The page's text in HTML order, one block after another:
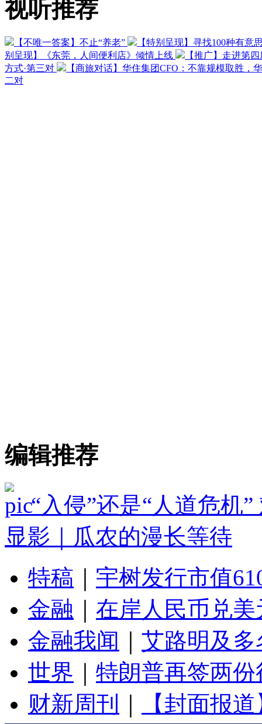
视听推荐
【不唯一答案】不止“养老”
【特别呈现】寻找100种有意
别呈现】《东莞，人间便利店》倾情上线
【推广】走进第
方式·第三对
【商旅对话】华住集团CFO：不靠规模取胜，
二对
编辑推荐
“入侵”还是“人道危机
显影｜瓜农的漫长等待
特稿
宇树发行市值
金融
在岸人民币兑
金融我闻
艾路明及
世界
特朗普再签两
财新周刊
【封面报